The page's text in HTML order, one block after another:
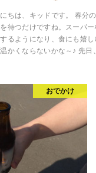
ちは、キッドです。 春分
待つだけですね。スーパ
るようになり、食にも嬉
温かくならないかな～♪ 先
おでかけ